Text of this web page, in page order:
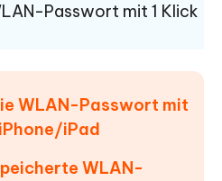
Passwort mit 1 Klick
WLAN-Passwort mit
iPad
WLAN-